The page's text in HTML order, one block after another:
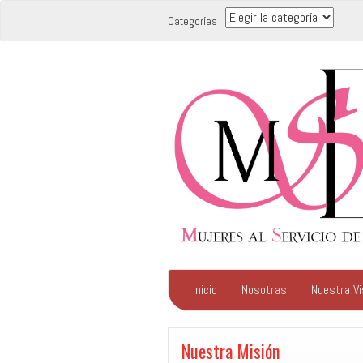
Categorías
Categorías
Inicio Nosotras Nuestra
Nuestra Misión